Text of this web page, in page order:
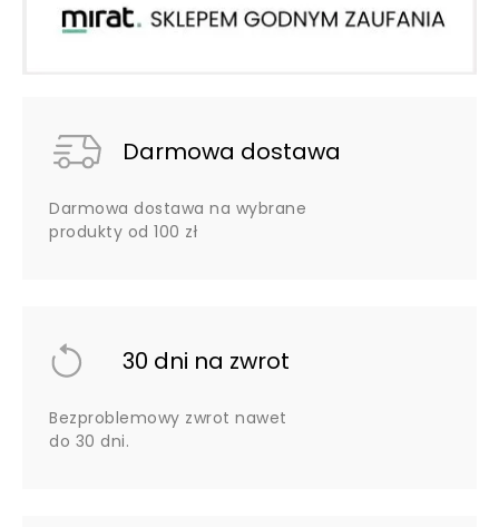
Darmowa dostawa
Darmowa dostawa na wybrane
produkty od 100 zł
30 dni na zwrot
Bezproblemowy zwrot nawet
do 30 dni.